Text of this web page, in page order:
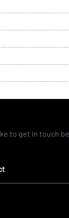
to get in touch